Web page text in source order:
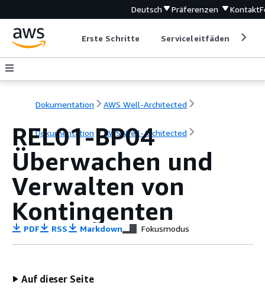
Deutsch Präferenzen Kontakt
Erste Schritte Serviceleitfäden
Dokumentation AWS Well-Architected
Dokumentation AWS Well-Architected
REL01-BP04
Überwachen und
Verwalten von
Kontingenten
PDF RSS Markdown Fokusmodus
Auf dieser Seite